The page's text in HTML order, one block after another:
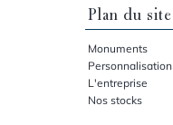
Plan du site
Monuments
Personnalisation
L'entreprise
Nos stocks